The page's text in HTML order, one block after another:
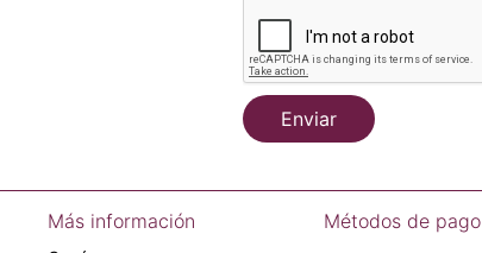
Enviar
Más información Métodos de pago